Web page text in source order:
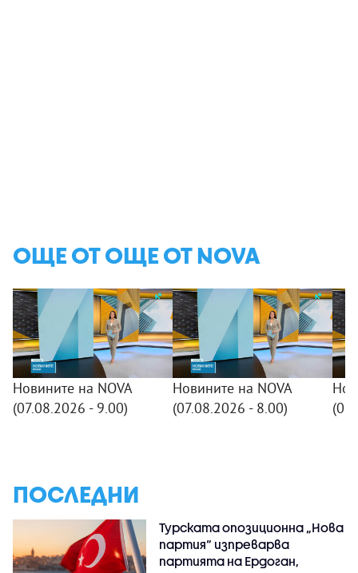
ОЩЕ ОТ ОЩЕ ОТ NOVA
Новините на NOVA
(07.08.2026 - 9.00)
Новините на NOVA
(07.08.2026 - 8.00)
ПОСЛЕДНИ
Турската опозиционна „Нова
партия“ изпреварва
партията на Ердоган,